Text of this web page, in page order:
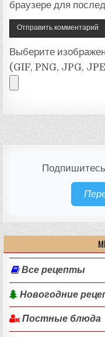
браузере для
Выберите
(GIF, PNG, JPG,
Все рецепты
Новогодние
Постные блюда